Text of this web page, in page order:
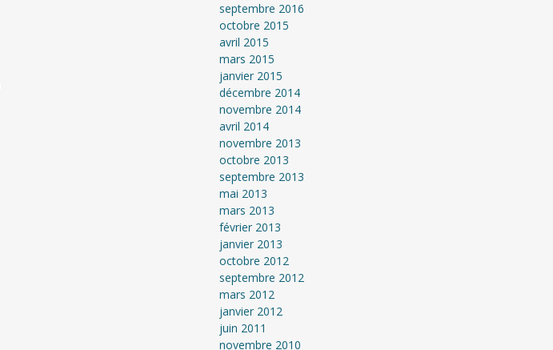
septembre 2016
octobre 2015
avril 2015
mars 2015
janvier 2015
décembre 2014
novembre 2014
avril 2014
novembre 2013
octobre 2013
septembre 2013
mai 2013
mars 2013
février 2013
janvier 2013
octobre 2012
septembre 2012
mars 2012
janvier 2012
juin 2011
novembre 2010